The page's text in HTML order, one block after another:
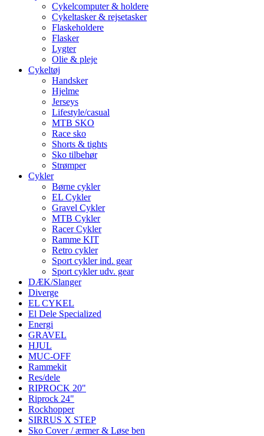
Cykelcomputer & holdere
Cykeltasker & rejsetasker
Flaskeholdere
Flasker
Lygter
Olie & pleje
Cykeltøj
Handsker
Hjelme
Jerseys
Lifestyle/casual
MTB SKO
Race sko
Shorts & tights
Sko tilbehør
Strømper
Cykler
Børne cykler
EL Cykler
Gravel Cykler
MTB Cykler
Racer Cykler
Ramme KIT
Retro cykler
Sport cykler ind. gear
Sport cykler udv. gear
DÆK/Slanger
Diverge
EL CYKEL
El Dele Specialized
Energi
GRAVEL
HJUL
MUC-OFF
Rammekit
Res/dele
RIPROCK 20"
Riprock 24"
Rockhopper
SIRRUS X STEP
Sko Cover / ærmer & Løse ben